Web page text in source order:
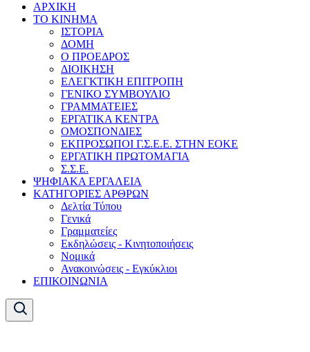
ΑΡΧΙΚΗ
ΤΟ ΚΙΝΗΜΑ
ΙΣΤΟΡΙΑ
ΔΟΜΗ
Ο ΠΡΟΕΔΡΟΣ
ΔΙΟΙΚΗΣΗ
ΕΛΕΓΚΤΙΚΗ ΕΠΙΤΡΟΠΗ
ΓΕΝΙΚΟ ΣΥΜΒΟΥΛΙΟ
ΓΡΑΜΜΑΤΕΙΕΣ
ΕΡΓΑΤΙΚΑ ΚΕΝΤΡΑ
ΟΜΟΣΠΟΝΔΙΕΣ
ΕΚΠΡΟΣΩΠΟΙ Γ.Σ.Ε.Ε. ΣΤΗΝ ΕΟΚΕ
ΕΡΓΑΤΙΚΗ ΠΡΩΤΟΜΑΓΙΑ
Σ.Σ.Ε.
ΨΗΦΙΑΚΑ ΕΡΓΑΛΕΙΑ
ΚΑΤΗΓΟΡΙΕΣ ΑΡΘΡΩΝ
Δελτία Τύπου
Γενικά
Γραμματείες
Εκδηλώσεις - Κινητοποιήσεις
Νομικά
Ανακοινώσεις - Εγκύκλιοι
ΕΠΙΚΟΙΝΩΝΙΑ